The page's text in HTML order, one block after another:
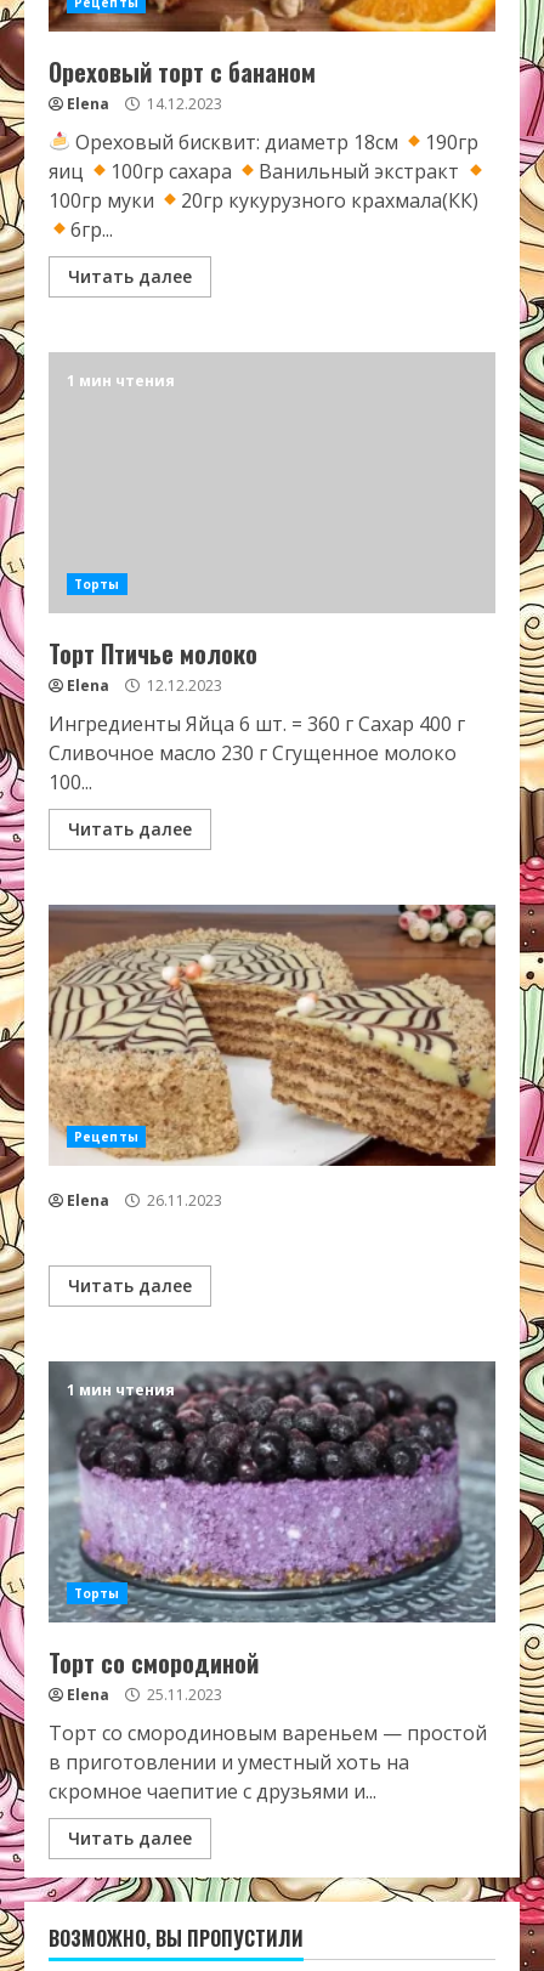
Ореховый торт с бананом
Elena 14.12.2023
Ореховый бисквит: диаметр 18см
190гр
яиц
100гр сахара
Ванильный экстракт
100гр муки
20гр кукурузного крахмала(КК)
6гр...
Читать далее
1 мин чтения
Торты
Торт Птичье молоко
Elena 12.12.2023
Ингредиенты Яйца 6 шт. = 360 г Сахар 400 г
Сливочное масло 230 г Сгущенное молоко
100...
Читать далее
Рецепты
Elena 26.11.2023
Читать далее
1 мин чтения
Торты
Торт со смородиной
Elena 25.11.2023
Торт со смородиновым вареньем — простой
в приготовлении и уместный хоть на
скромное чаепитие с друзьями и...
Читать далее
ВОЗМОЖНО, ВЫ ПРОПУСТИЛИ